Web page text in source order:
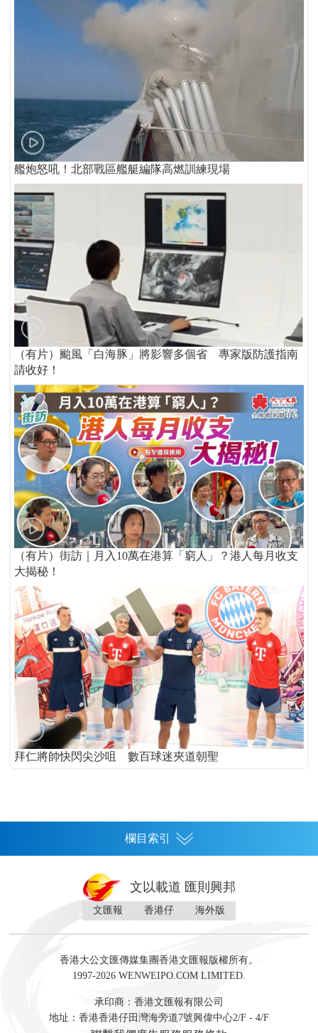
艦炮怒吼！北部戰區艦艇編隊高燃訓練現場
（有片）颱風「白海豚」將影響多個省 專家版防護指南
請收好！
（有片）街訪｜月入10萬在港算「窮人」？港人每月收支
大揭秘！
拜仁將帥快閃尖沙咀 數百球迷夾道朝聖
欄目索引
灣區人
財經 地產 投資 財評 數字經濟
訪談 直播 經湋論
藝術 文學
文以載道 匯則興邦
文匯報 香港仔 海外版
香港大公文匯傳媒集團香港文匯報版權所有。
1997-2026 WENWEIPO.COM LIMITED.
承印商：香港文匯報有限公司
地址：香港香港仔田灣海旁道7號興偉中心2/F - 4/F